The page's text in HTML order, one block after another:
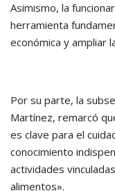
Asimismo, la
herramienta
económica y ampliar
Por su parte, la
Martínez, remarcó
es clave para el
conocimiento
actividades
alimentos».